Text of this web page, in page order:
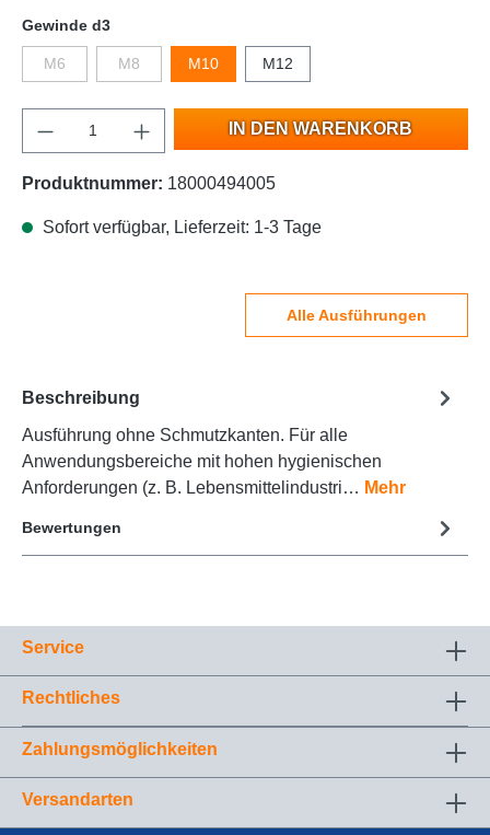
Gewinde d3
M6 M8 M10 M12
IN DEN WARENKORB
Produktnummer: 18000494005
Sofort verfügbar, Lieferzeit: 1-3 Tage
Alle Ausführungen
Beschreibung
Ausführung ohne Schmutzkanten. Für alle
Anwendungsbereiche mit hohen hygienischen
Anforderungen (z. B. Lebensmittelindustri… Mehr
Bewertungen
Service
Rechtliches
Zahlungsmöglichkeiten
Versandarten